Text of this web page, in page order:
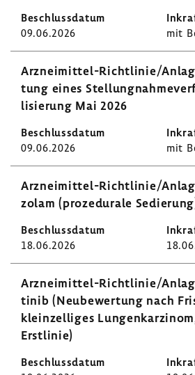
09.06.2026 mit
Arzneimittel-​Richtlinie/
tung eines
li­sie­rung Mai 2026
09.06.2026 mit
Arzneimittel-​Richtlinie/
zolam (proze­du­rale
18.06.2026
Arzneimittel-​​​​Richt­linie/
tinib (Neube­wer­tung nach
kleinzelliges
Erst­linie)